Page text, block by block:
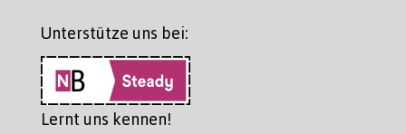
Unterstütze uns bei:
Lernt uns kennen!